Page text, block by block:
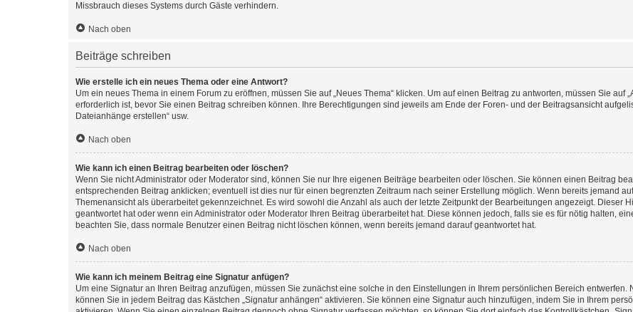
Missbrauch dieses Systems durch Gäste verhindern.
Nach oben
Beiträge schreiben
Wie erstelle ich ein neues Thema oder eine Antwort?
Um ein neues Thema in einem Forum zu eröffnen, müssen Sie auf „Neues Thema“ klicken. Um auf einen Beitrag zu antworten, müssen Sie auf
erforderlich ist, bevor Sie einen Beitrag schreiben können. Ihre Berechtigungen sind jeweils am Ende der Foren- und der Beitragsansicht
Dateianhänge erstellen“ usw.
Nach oben
Wie kann ich einen Beitrag bearbeiten oder löschen?
Wenn Sie nicht Administrator oder Moderator sind, können Sie nur Ihre eigenen Beiträge bearbeiten oder löschen. Sie können einen Beitrag
entsprechenden Beitrag anklicken; eventuell ist dies nur für einen begrenzten Zeitraum nach seiner Erstellung möglich. Wenn bereits jemand
Themenansicht als überarbeitet gekennzeichnet. Es wird sowohl die Anzahl als auch der letzte Zeitpunkt der Bearbeitungen angezeigt. Dieser
geantwortet hat oder wenn ein Administrator oder Moderator Ihren Beitrag überarbeitet hat. Diese können jedoch, falls sie es für nötig halten,
beachten Sie, dass normale Benutzer einen Beitrag nicht löschen können, wenn bereits jemand darauf geantwortet hat.
Nach oben
Wie kann ich meinem Beitrag eine Signatur anfügen?
Um eine Signatur an Ihren Beitrag anzufügen, müssen Sie zunächst eine solche in den Einstellungen in Ihrem persönlichen Bereich
können Sie in jedem Beitrag das Kästchen „Signatur anhängen“ aktivieren. Sie können eine Signatur auch hinzufügen, indem Sie in Ihrem